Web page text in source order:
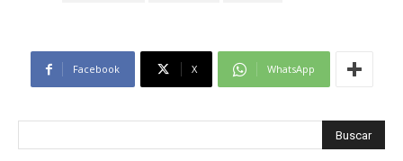
Facebook X WhatsApp